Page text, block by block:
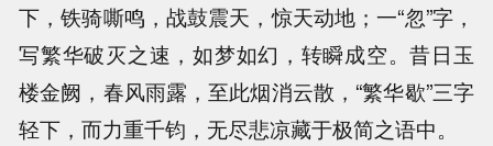
下，铁骑嘶鸣，战鼓震天，惊天动地；一“忽”字，
写繁华破灭之速，如梦如幻，转瞬成空。昔日玉
楼金阙，春风雨露，至此烟消云散，“繁华歇”三字
轻下，而力重千钧，无尽悲凉藏于极简之语中。